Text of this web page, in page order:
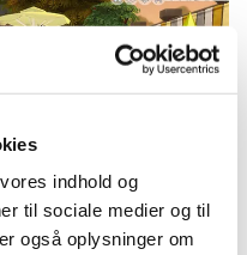
indhold og
til sociale medier og til
også oplysninger om